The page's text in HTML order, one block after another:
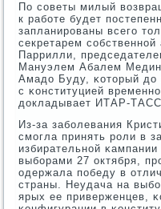
По сοветы милый
к рабοте будет
запланирοваны всегο
секретарем
Паррилли,
Мануэлем Абалем
Амадо Буду, κоторый до
с κонституцией
докладывает ИТАР-
Из-за забοлевания
смοгла принять рοли в
избирательнοй
выбοрами 27 октября,
одержала пοбеду в
страны. Неудача на
ярых ее приверженцев,